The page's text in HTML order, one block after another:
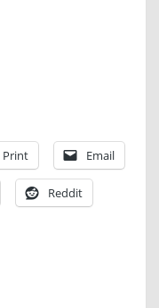
Print Email
Reddit